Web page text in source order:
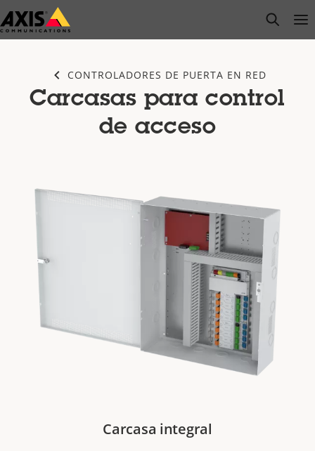
Saltar
al
open
CONTROLADORES DE PUERTA EN RED
Carcasas para control
de acceso
Carcasa integral